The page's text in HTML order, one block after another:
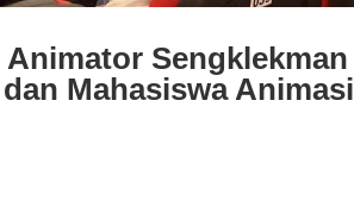
Sengklekman
Mahasiswa Animasi